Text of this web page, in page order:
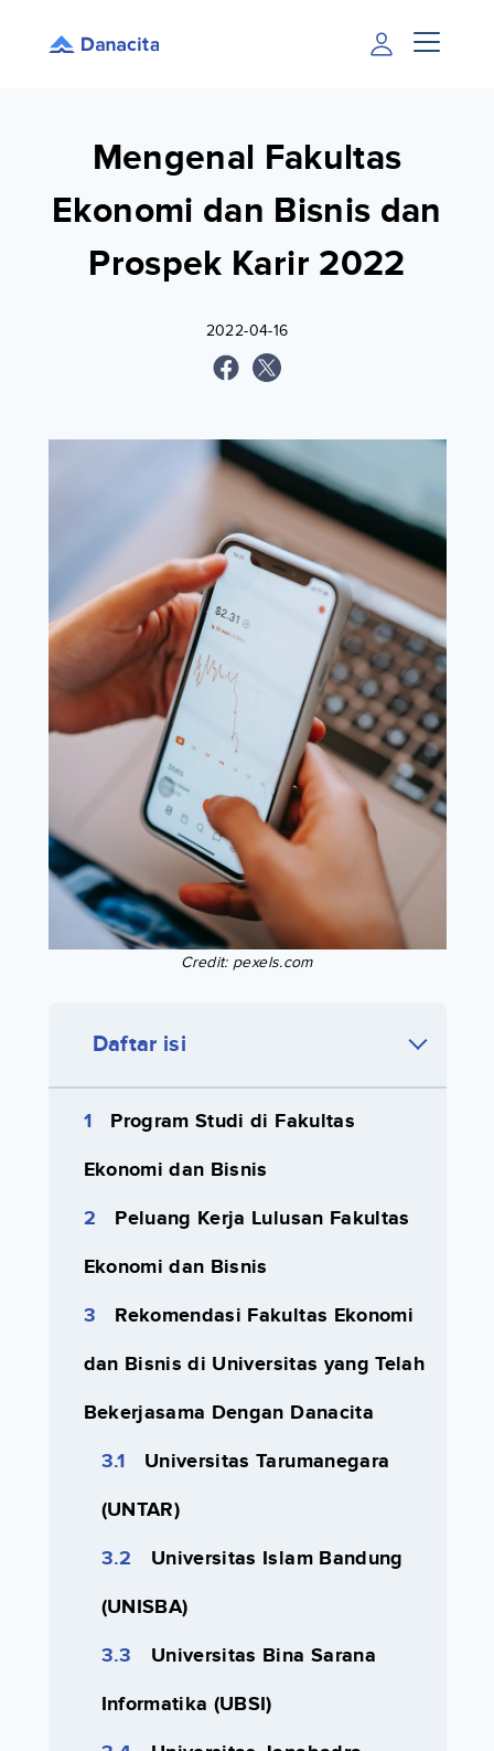
Mengenal Fakultas
Ekonomi dan Bisnis dan
Prospek Karir 2022
2022-04-16
Credit: pexels.com
Daftar isi
Program Studi di Fakultas
Ekonomi dan Bisnis
Peluang Kerja Lulusan Fakultas
Ekonomi dan Bisnis
Rekomendasi Fakultas Ekonomi
dan Bisnis di Universitas yang Telah
Bekerjasama Dengan Danacita
Universitas Tarumanegara
(UNTAR)
Universitas Islam Bandung
(UNISBA)
Universitas Bina Sarana
Informatika (UBSI)